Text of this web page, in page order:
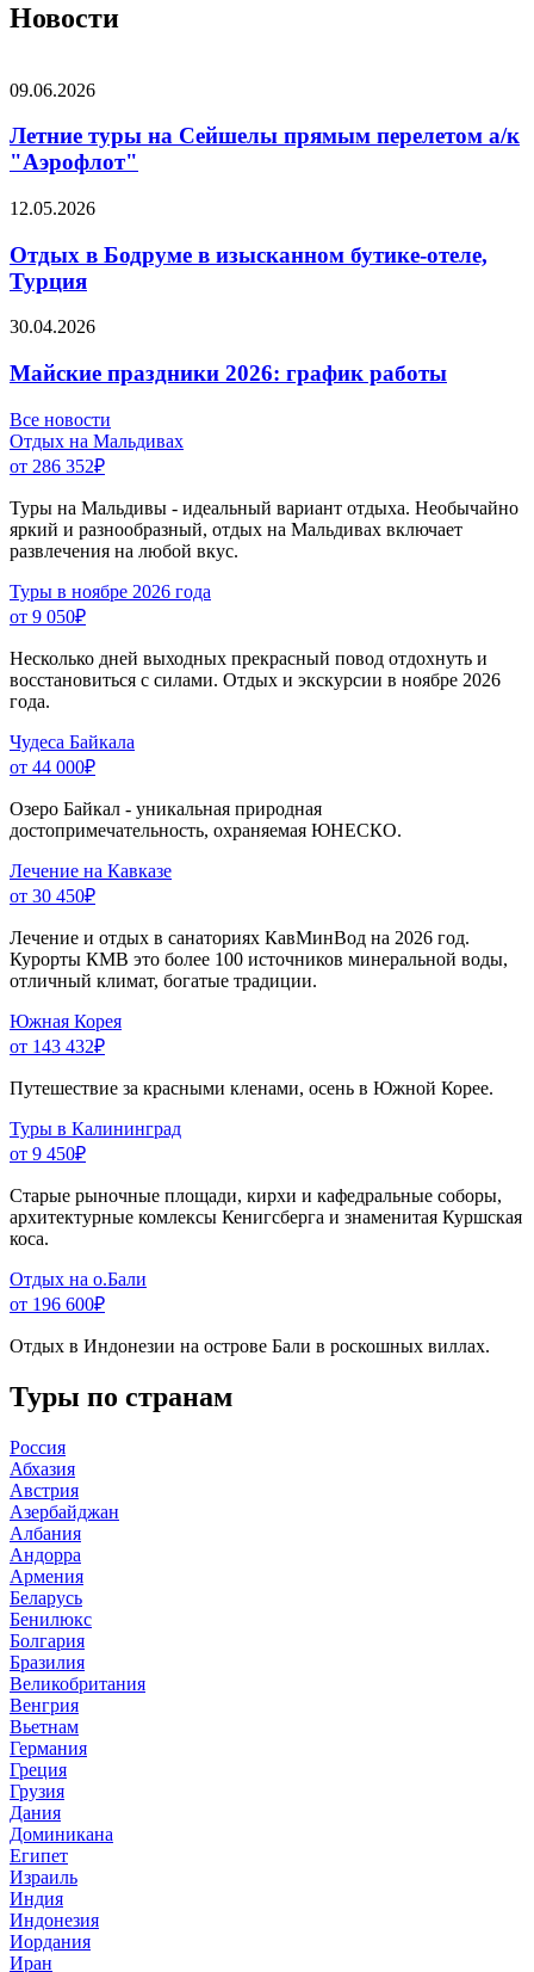
Новости
09.06.2026
Летние туры на Сейшелы прямым перелетом а/к
"Аэрофлот"
12.05.2026
Отдых в Бодруме в изысканном бутике-отеле,
Турция
30.04.2026
Майские праздники 2026: график работы
Все новости
Отдых на Мальдивах
от 286 352₽
Туры на Мальдивы - идеальный вариант отдыха. Необычайно
яркий и разнообразный, отдых на Мальдивах включает
развлечения на любой вкус.
Туры в ноябре 2026 года
от 9 050₽
Несколько дней выходных прекрасный повод отдохнуть и
восстановиться с силами. Отдых и экскурсии в ноябре 2026
года.
Чудеса Байкала
от 44 000₽
Озеро Байкал - уникальная природная
достопримечательность, охраняемая ЮНЕСКО.
Лечение на Кавказе
от 30 450₽
Лечение и отдых в санаториях КавМинВод на 2026 год.
Курорты КМВ это более 100 источников минеральной воды,
отличный климат, богатые традиции.
Южная Корея
от 143 432₽
Путешествие за красными кленами, осень в Южной Корее.
Туры в Калининград
от 9 450₽
Старые рыночные площади, кирхи и кафедральные соборы,
архитектурные комлексы Кенигсберга и знаменитая Куршская
коса.
Отдых на о.Бали
от 196 600₽
Отдых в Индонезии на острове Бали в роскошных виллах.
Туры по странам
Россия
Абхазия
Австрия
Азербайджан
Албания
Андорра
Армения
Беларусь
Бенилюкс
Болгария
Бразилия
Великобритания
Венгрия
Вьетнам
Германия
Греция
Грузия
Дания
Доминикана
Египет
Израиль
Индия
Индонезия
Иордания
Иран